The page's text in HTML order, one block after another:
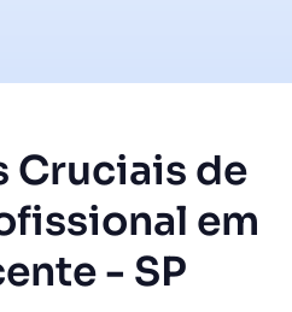
Cruciais de
em
- SP